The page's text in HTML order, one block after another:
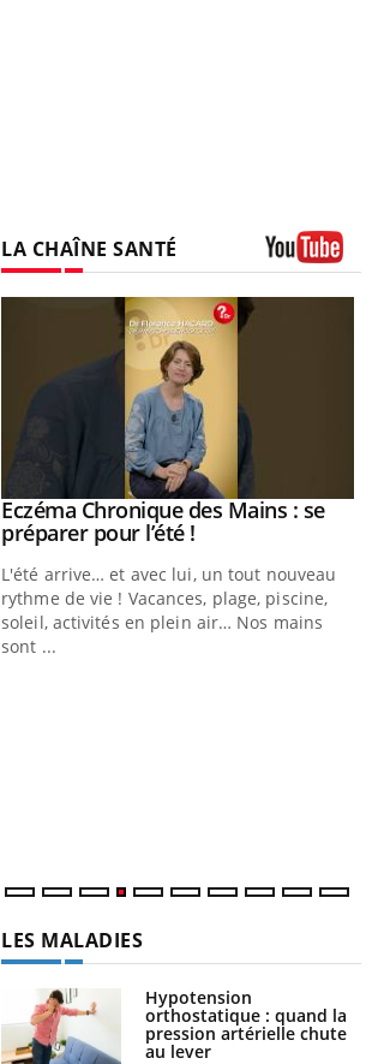
LA CHAÎNE SANTÉ
Youtube
Eczéma Chronique des Mains : se
préparer pour l’été !Youtube
L'été arrive… et avec lui, un tout nouveau
rythme de vie ! Vacances, plage, piscine,
soleil, activités en plein air… Nos mains
sont ...
LES MALADIES
Hypotension
orthostatique : quand la
pression artérielle chute
au lever